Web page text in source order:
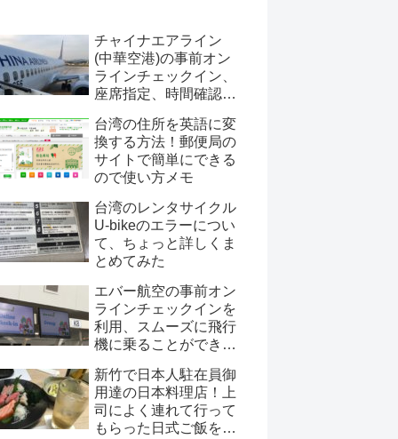
チャイナエアライン
(中華空港)の事前オン
ラインチェックイン、
座席指定、時間確認情
にメリットはあるの？
台湾の住所を英語に変
換する方法！郵便局の
サイトで簡単にできる
ので使い方メモ
台湾のレンタサイクル
U-bikeのエラーについ
て、ちょっと詳しくま
とめてみた
エバー航空の事前オン
ラインチェックインを
利用、スムーズに飛行
機に乗ることができる
新竹で日本人駐在員御
用達の日本料理店！上
司によく連れて行って
もらった日式ご飯を紹